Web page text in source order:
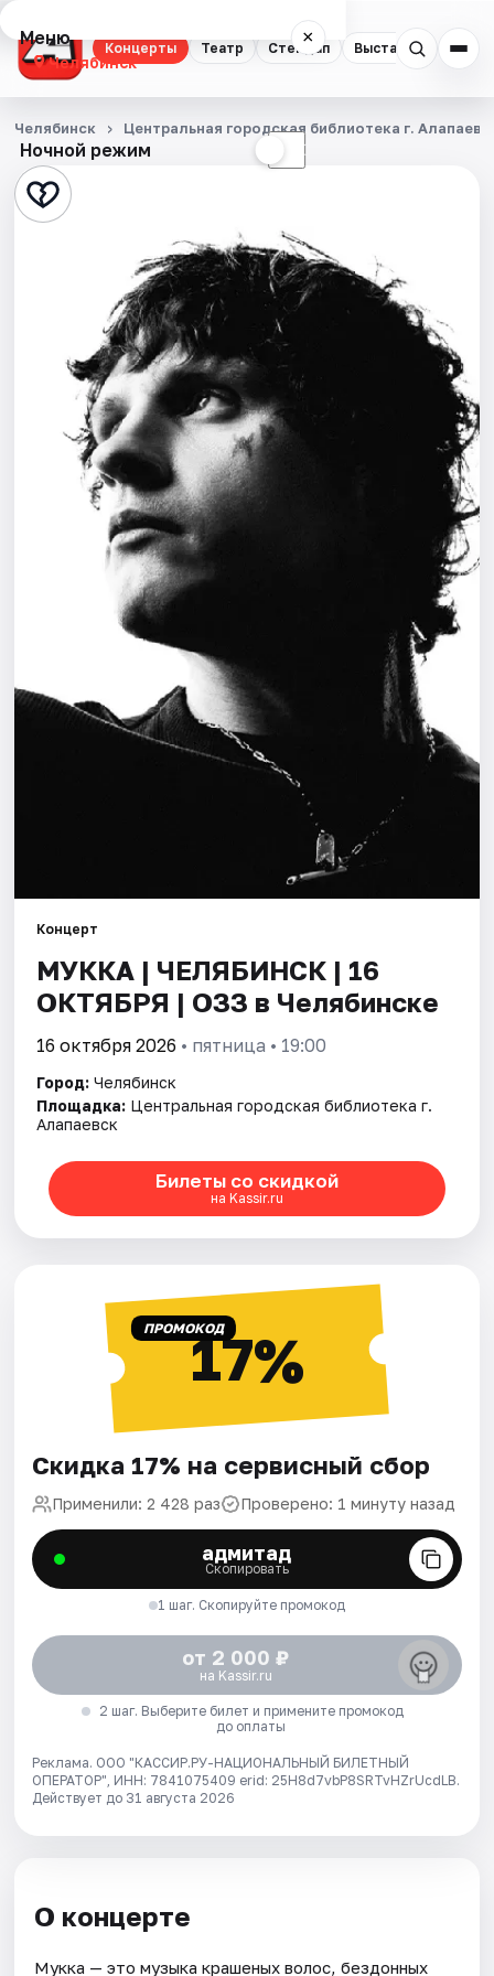
Концерты Театр Стендап Выставки
Меню ×
Челябинск
Концерты
Театр
Стендап
Экскурсии
События
Рейтинги
Ночной режим ☾
Челябинск Центральная городская библиотека г.
Концерт
МУККА | ЧЕЛЯБИНСК | 16
ОКТЯБРЯ | ОЗЗ в Челябинске
16 октября 2026 • пятница • 19:00
Город: Челябинск
Площадка: Центральная городская библиотека г.
Алапаевск
Билеты со скидкой
на Kassir.ru
ПРОМОКОД17%
Скидка 17% на сервисный сбор
Применили: 2 428 раз Проверено: 1 минуту назад
адмитад
Скопировать
1 шаг. Скопируйте промокод
от 2 000 ₽
на Kassir.ru
2 шаг. Выберите билет и примените промокод
до оплаты
Реклама. ООО "КАССИР.РУ-НАЦИОНАЛЬНЫЙ БИЛЕТНЫЙ
ОПЕРАТОР", ИНН: 7841075409 erid: 25H8d7vbP8SRTvHZrUcdLB.
Действует до 31 августа 2026
О концерте
Мукка — это музыка крашеных волос, бездонных